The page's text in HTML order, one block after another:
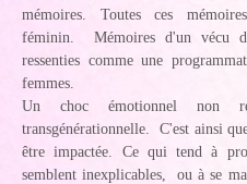
mémoires. Toutes ces
féminin. Mémoires d'un vécu
ressenties comme une
femmes.
Un choc émotionnel non
transgénérationnelle. C'est ainsi
être impactée. Ce qui tend à
semblent inexplicables, ou à se